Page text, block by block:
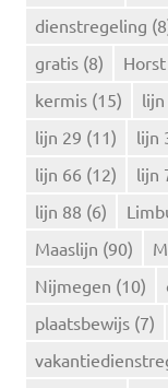
dienstregeling
gratis (8) Horst
kermis (15) lijn
lijn 29 (11) lijn
lijn 66 (12) lijn
lijn 88 (6)
Maaslijn (90)
Nijmegen (10)
plaatsbewijs (7)